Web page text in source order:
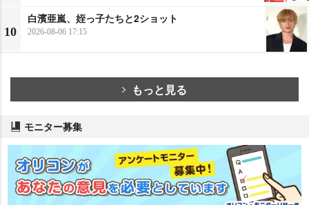
10
白濱亜嵐、姪っ子たちと2ショット
2026-08-06 17:15
もっと見る
モニター募集